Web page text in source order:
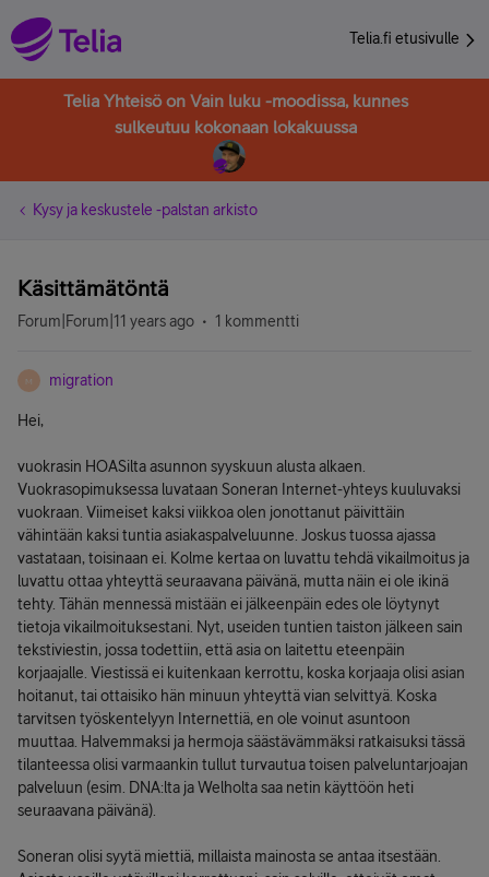
Telia.fi etusivulle
Telia Yhteisö on Vain luku -moodissa, kunnes
sulkeutuu kokonaan lokakuussa
Kysy ja keskustele -palstan arkisto
Käsittämätöntä
Forum|Forum|11 years ago 1 kommentti
M migration
Hei,
vuokrasin HOASilta asunnon syyskuun alusta alkaen.
Vuokrasopimuksessa luvataan Soneran Internet-yhteys kuuluvaksi
vuokraan. Viimeiset kaksi viikkoa olen jonottanut päivittäin
vähintään kaksi tuntia asiakaspalveluunne. Joskus tuossa ajassa
vastataan, toisinaan ei. Kolme kertaa on luvattu tehdä vikailmoitus ja
luvattu ottaa yhteyttä seuraavana päivänä, mutta näin ei ole ikinä
tehty. Tähän mennessä mistään ei jälkeenpäin edes ole löytynyt
tietoja vikailmoituksestani. Nyt, useiden tuntien taiston jälkeen sain
tekstiviestin, jossa todettiin, että asia on laitettu eteenpäin
korjaajalle. Viestissä ei kuitenkaan kerrottu, koska korjaaja olisi asian
hoitanut, tai ottaisiko hän minuun yhteyttä vian selvittyä. Koska
tarvitsen työskentelyyn Internettiä, en ole voinut asuntoon
muuttaa. Halvemmaksi ja hermoja säästävämmäksi ratkaisuksi tässä
tilanteessa olisi varmaankin tullut turvautua toisen palveluntarjoajan
palveluun (esim. DNA:lta ja Welholta saa netin käyttöön heti
seuraavana päivänä).
Soneran olisi syytä miettiä, millaista mainosta se antaa itsestään.